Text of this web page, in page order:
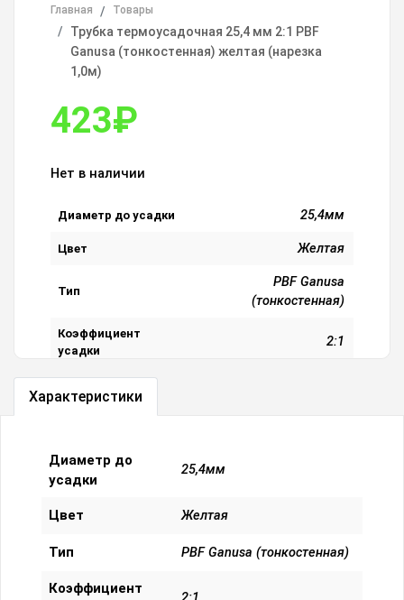
Главная Товары
Трубка термоусадочная 25,4 мм 2:1 PBF
Ganusa (тонкостенная) желтая (нарезка
1,0м)
423₽
Нет в наличии
Диаметр до усадки 25,4мм
Цвет Желтая
Тип
PBF Ganusa
(тонкостенная)
Коэффициент
усадки
2:1
Посмотреть все характеристики
Характеристики
Диаметр до
усадки
25,4мм
Цвет Желтая
Тип PBF Ganusa (тонкостенная)
Коэффициент